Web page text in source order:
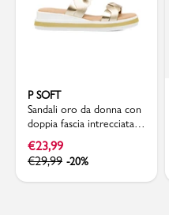
P SOFT
Sandali oro da donna con
doppia fascia intrecciata e
zeppa comoda P Soft
€23,99
€29,99 -20%